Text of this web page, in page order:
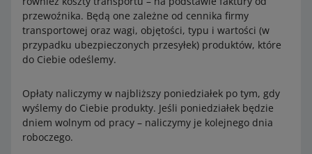
przewoźnika. Będą one zależne od cennika firmy
transportowej oraz wagi, objętości, typu i wartości (w
przypadku ubezpieczonych przesyłek) produktów, które
do Ciebie odeślemy.
Opłaty naliczymy w najbliższy poniedziałek po tym, gdy
wyślemy do Ciebie produkty. Jeśli poniedziałek będzie
dniem wolnym od pracy – naliczymy je kolejnego dnia
roboczego.